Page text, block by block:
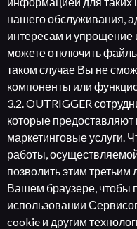
нашего обслуживания,
интересам и
можете отключить
таком случае Вы не
компоненты или
3.2. OUTRIGGER
которые предоставляют
маркетинговые услуги.
работы,
позволить этим
Вашем браузере,
использовании
cookie и другим